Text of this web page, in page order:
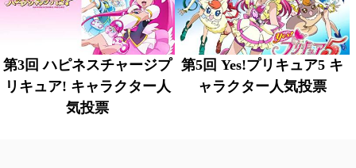
第3回 ハピネスチャージプ
リキュア! キャラクター人
気投票
第5回 Yes!プリキュア5 キ
ャラクター人気投票